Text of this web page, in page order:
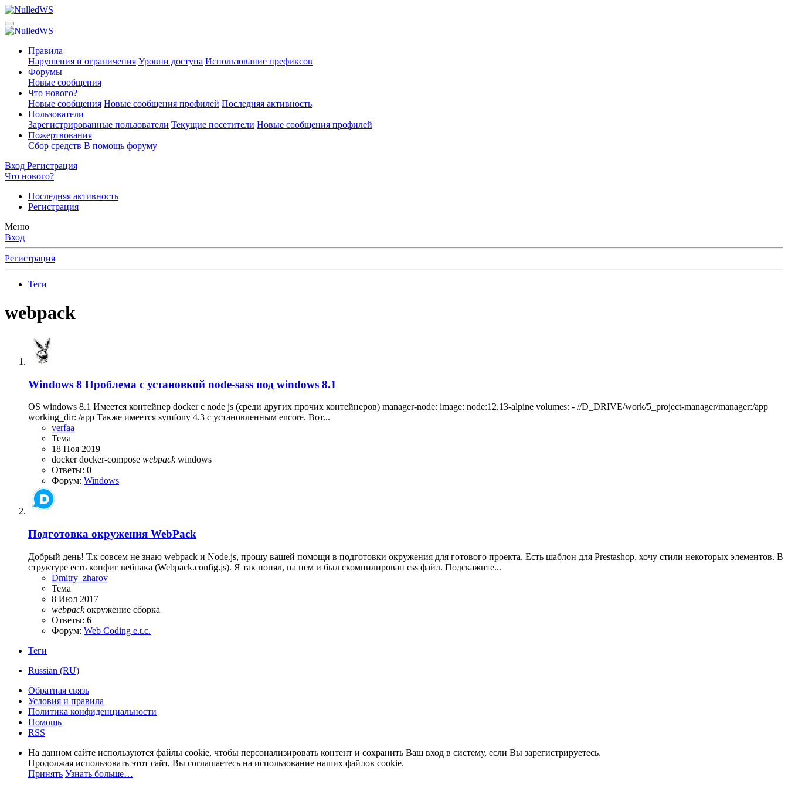
Правила
Нарушения и ограничения Уровни доступа Использование префиксов
Форумы
Новые сообщения
Что нового?
Новые сообщения Новые сообщения профилей Последняя активность
Пользователи
Зарегистрированные пользователи Текущие посетители Новые сообщения профилей
Пожертвования
Сбор средств В помощь форуму
Вход Регистрация
Что нового?
Последняя активность
Регистрация
Меню
Вход
Регистрация
Теги
webpack
Windows 8 Проблема с установкой node-sass под windows 8.1
OS windows 8.1 Имеется контейнер docker с node js (среди других прочих контейнеров) manager-node: image: node:12.13-alpine volumes: - //D_DRIVE/work/5_project-manager/manager:/app
working_dir: /app Также имеется symfony 4.3 с установленным encore. Вот...
verfaa
Тема
18 Ноя 2019
dockerdocker-compose webpack windows
Ответы: 0
Форум: Windows
Подготовка окружения WebPack
Добрый день! Т.к совсем не знаю webpack и Node.js, прошу вашей помощи в подготовки окружения для готового проекта. Есть шаблон для Prestashop, хочу стили некоторых элементов. В
структуре есть конфиг вебпака (Webpack.config.js). Я так понял, на нем и был скомпилирован css файл. Подскажите...
Dmitry_zharov
Тема
8 Июл 2017
webpack окружение сборка
Ответы: 6
Форум: Web Coding e.t.c.
Теги
Russian (RU)
Обратная связь
Условия и правила
Политика конфиденциальности
Помощь
RSS
На данном сайте используются файлы cookie, чтобы персонализировать контент и сохранить Ваш вход в систему, если Вы зарегистрируетесь.
Продолжая использовать этот сайт, Вы соглашаетесь на использование наших файлов cookie.
Принять Узнать больше…